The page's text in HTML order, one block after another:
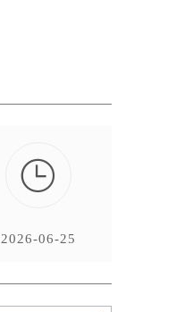

2026-06-25